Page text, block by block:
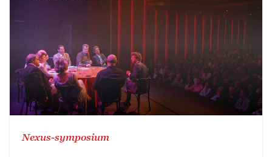
Nexus-symposium